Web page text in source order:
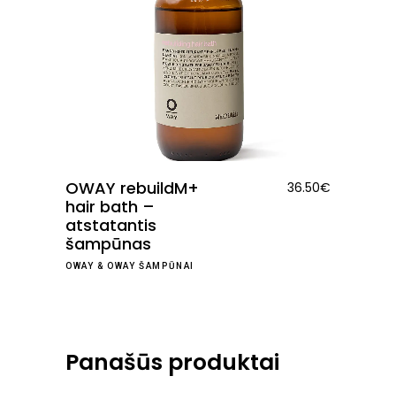
OWAY rebuildM+
hair bath –
atstatantis
šampūnas
36.50€
OWAY &OWAY ŠAMPŪNAI
Panašūs produktai